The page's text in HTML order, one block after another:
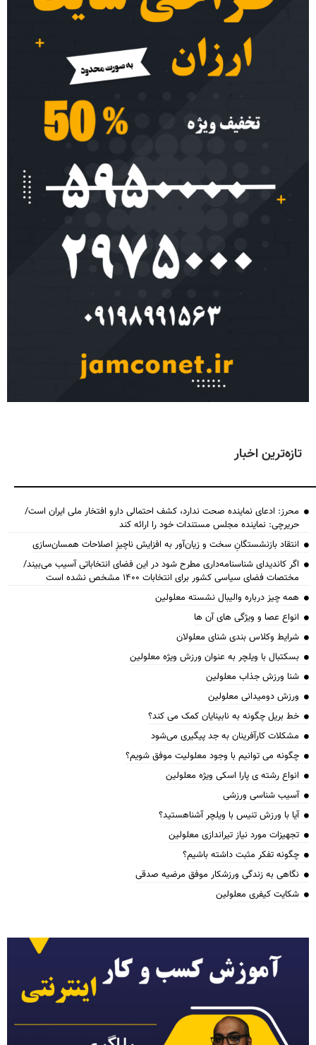
تازه‌ترین اخبار
محرز: ادعای نماینده صحت ندارد، کشف احتمالی دارو افتخار ملی ایران است/
حریرچی: نماینده مجلس مستندات خود را ارائه کند
انتقاد بازنشستگانِ سخت و زیان‌آور به افزایش ناچیزِ اصلاحات همسان‌سازی
اگر کاندیدای شناسنامه‌‎داری مطرح شود در این فضای انتخاباتی آسیب می‌بیند/
مختصات فضای سیاسی کشور برای انتخابات ۱۴۰۰ مشخص نشده است
همه چیز درباره والیبال نشسته معلولین
انواع عصا و ویژگی های آن ها
شرایط وکلاس بندی شنای معلولان
بسکتبال با ویلچر به عنوان ورزش ویژه معلولین
شنا ورزش جذاب معلولین
ورزش دومیدانی معلولین
خط بریل چگونه به نابینایان کمک می کند؟
مشکلات کارآفرینان به جد پیگیری می‌شود
چگونه می توانیم با وجود معلولیت موفق شویم؟
انواع رشته ی پارا اسکی ویژه معلولین
آسیب شناسی ورزشی
آیا با ورزش تنیس با ویلچر آشناهستید؟
تجهیزات مورد نیاز تیراندازی معلولین
چگونه تفکر مثبت داشته باشیم؟
نگاهی به زندگی ورزشکار موفق مرضیه صدقی
شکایت کیفری معلولین